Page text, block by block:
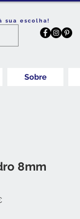
sua escolha!
Sobre
8mm